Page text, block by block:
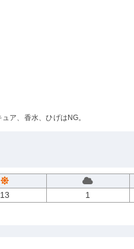
ア、香水、ひげはNG。
13 1